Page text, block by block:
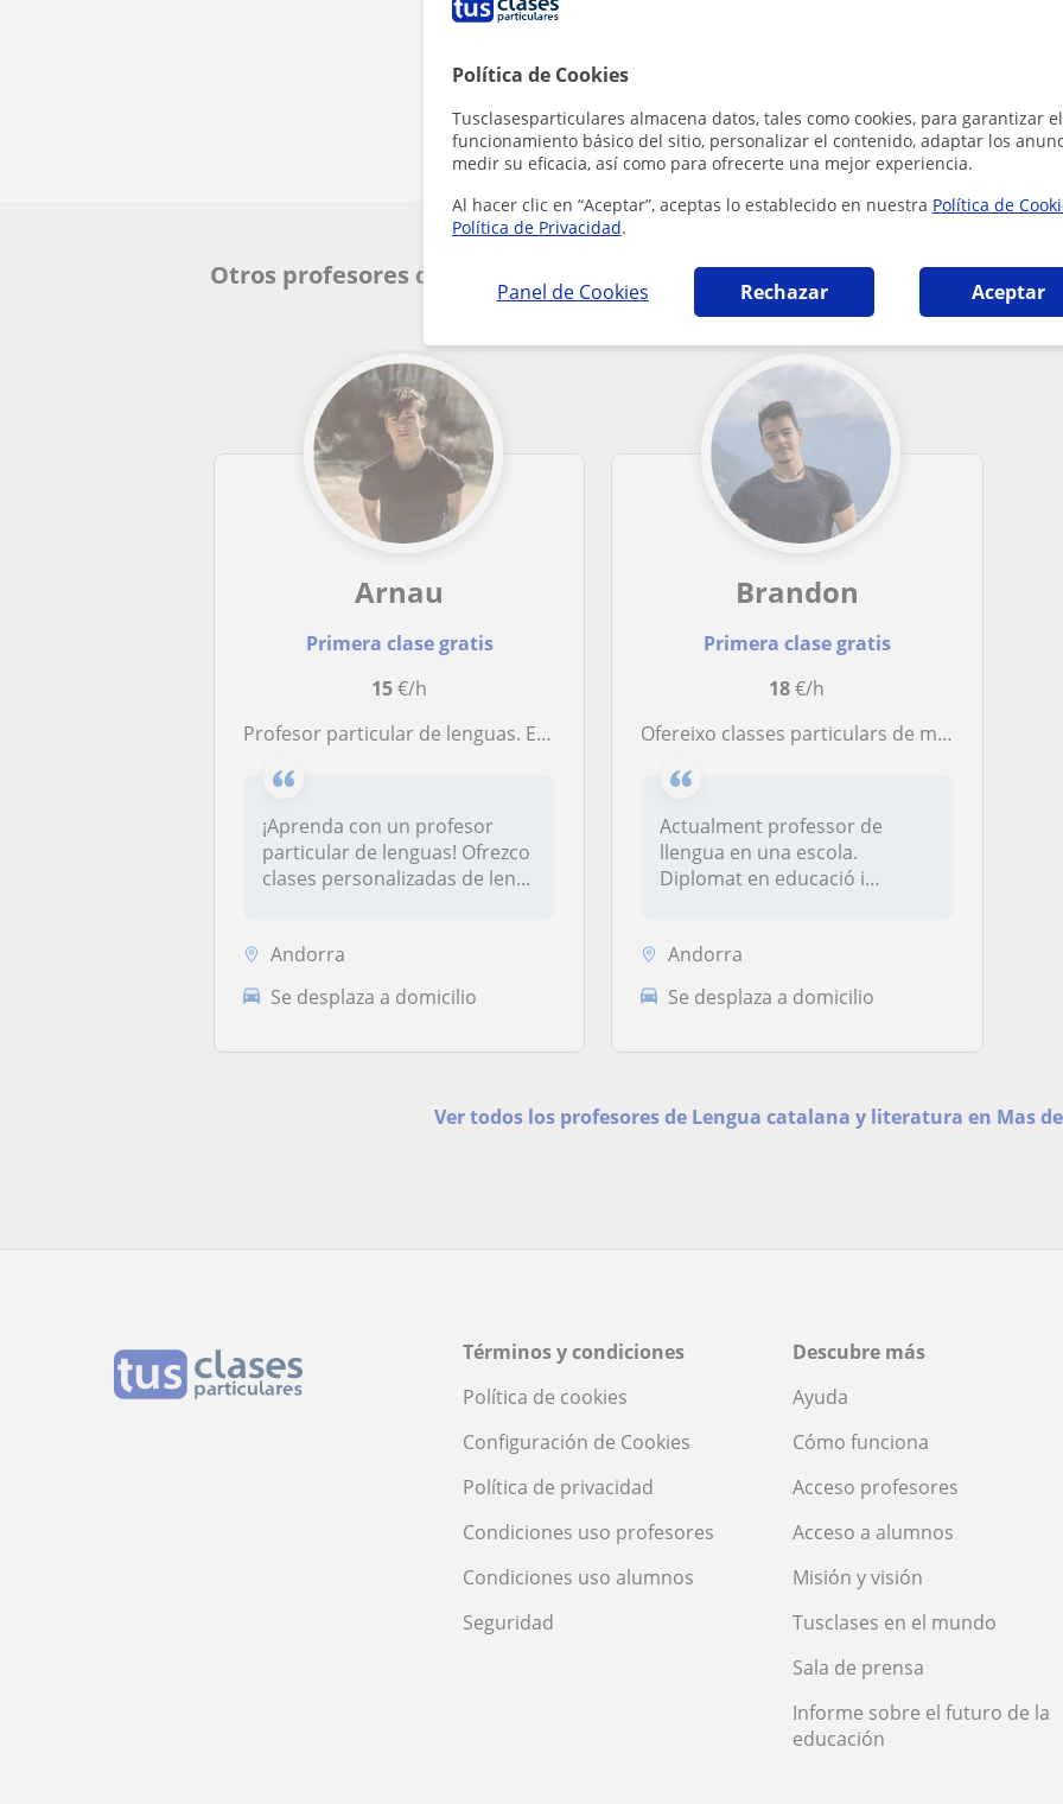
Política de Cookies
Tusclasesparticulares almacena datos, tales como cookies, para garantizar el
funcionamiento básico del sitio, personalizar el contenido, adaptar los
medir su eficacia, así como para ofrecerte una mejor experiencia.
Al hacer clic en “Aceptar”, aceptas lo establecido en nuestra Política de
Política de Privacidad.
Panel de Cookies Rechazar Aceptar
Otros profesores de Lengua catalana y literatura en Mas de las Matas
Arnau
Primera clase gratis
15€/h
Profesor particular de lenguas. Enseño catalán, español, inglés o francés!
¡Aprenda con un profesor
particular de lenguas! Ofrezco
clases personalizadas de len...
Andorra
Se desplaza a domicilio
Brandon
Primera clase gratis
18€/h
Ofereixo classes particulars de matemàtiques llengua catalana, castellana i francesa. Serveis orientats a nens i adults!
Actualment professor de
llengua en una escola.
Diplomat en educació i
Andorra
Se desplaza a domicilio
Ver todos los profesores de Lengua catalana y literatura en Mas
Términos y condiciones
Política de cookies
Configuración de Cookies
Política de privacidad
Condiciones uso profesores
Condiciones uso alumnos
Seguridad
Descubre más
Ayuda
Cómo funciona
Acceso profesores
Acceso a alumnos
Misión y visión
Tusclases en el mundo
Sala de prensa
Informe sobre el futuro de la
educación